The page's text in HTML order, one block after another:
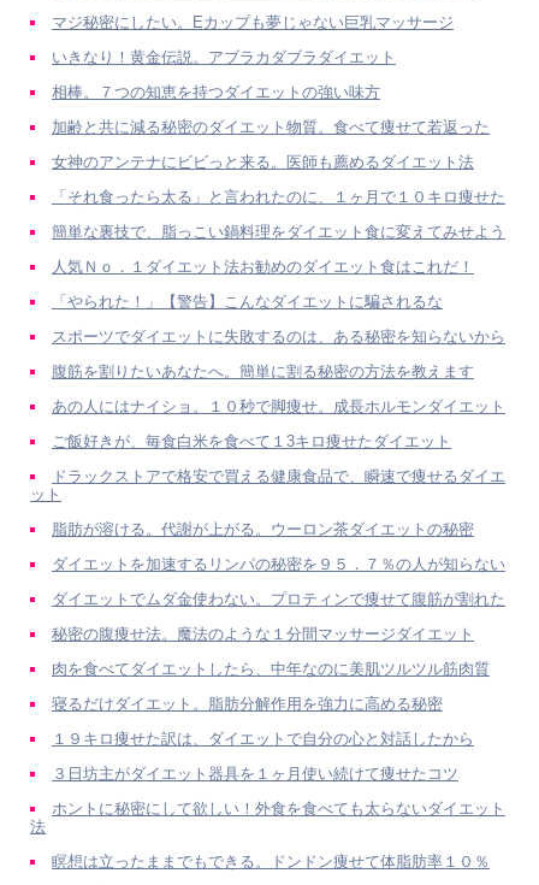
マジ秘密にしたい。Eカップも夢じゃない巨乳マッサージ
いきなり！黄金伝説。アブラカダブラダイエット
相棒。７つの知恵を持つダイエットの強い味方
加齢と共に減る秘密のダイエット物質。食べて痩せて若返った
女神のアンテナにビビっと来る。医師も薦めるダイエット法
「それ食ったら太る」と言われたのに、１ヶ月で１０キロ痩せた
簡単な裏技で、脂っこい鍋料理をダイエット食に変えてみせよう
人気Ｎｏ．１ダイエット法お勧めのダイエット食はこれだ！
「やられた！」【警告】こんなダイエットに騙されるな
スポーツでダイエットに失敗するのは、ある秘密を知らないから
腹筋を割りたいあなたへ。簡単に割る秘密の方法を教えます
あの人にはナイショ。１０秒で脚痩せ。成長ホルモンダイエット
ご飯好きが、毎食白米を食べて１3キロ痩せたダイエット
ドラックストアで格安で買える健康食品で、瞬速で痩せるダイエ
ット
脂肪が溶ける。代謝が上がる。ウーロン茶ダイエットの秘密
ダイエットを加速するリンパの秘密を９５．７％の人が知らない
ダイエットでムダ金使わない。プロティンで痩せて腹筋が割れた
秘密の腹痩せ法。魔法のような１分間マッサージダイエット
肉を食べてダイエットしたら、中年なのに美肌ツルツル筋肉質
寝るだけダイエット。脂肪分解作用を強力に高める秘密
１９キロ痩せた訳は、ダイエットで自分の心と対話したから
３日坊主がダイエット器具を１ヶ月使い続けて痩せたコツ
ホントに秘密にして欲しい！外食を食べても太らないダイエット
法
瞑想は立ったままでもできる。ドンドン痩せて体脂肪率１０％